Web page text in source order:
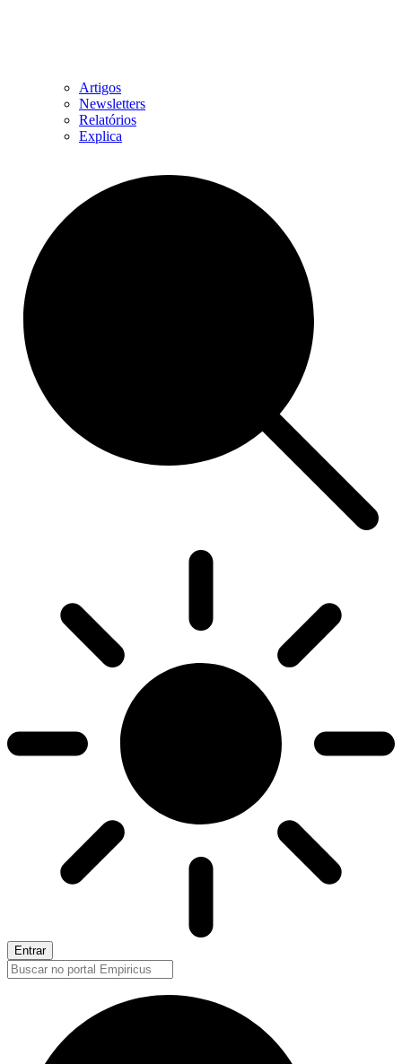
Artigos
Newsletters
Relatórios
Explica
Entrar